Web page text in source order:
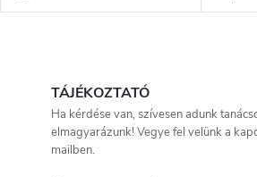
fogást és precíz rakodást
TÁJÉKOZTATÓ
Ha kérdése van, szívesen adunk
elmagyarázunk! Vegye fel velünk a
mailben.